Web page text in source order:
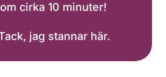
cirka 10 minuter!
jag stannar här.